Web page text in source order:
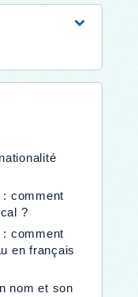
: comment
?
: comment
en français
nom et son